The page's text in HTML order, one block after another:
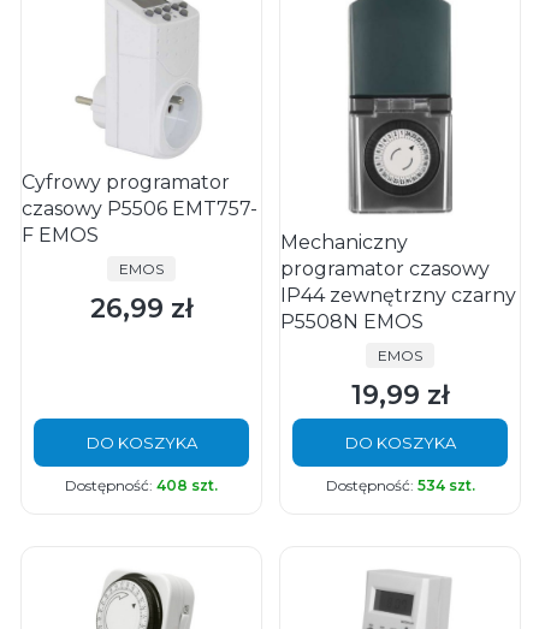
Cyfrowy programator
czasowy P5506 EMT757-
F EMOS
PRODUCENT
EMOS
Cena
26,99 zł
DO KOSZYKA
Dostępność: 408 szt.
Mechaniczny
programator czasowy
IP44 zewnętrzny czarny
P5508N EMOS
PRODUCENT
EMOS
Cena
19,99 zł
DO KOSZYKA
Dostępność: 534 szt.